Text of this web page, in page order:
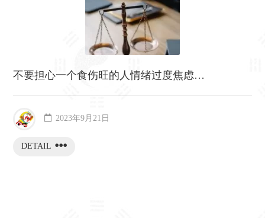
不要担心一个食伤旺的人情绪过度焦虑…
DETAIL
2023年9月21日